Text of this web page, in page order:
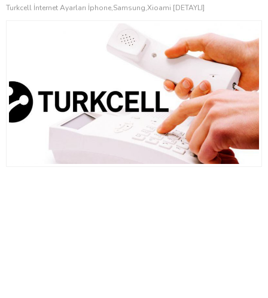
Turkcell İnternet Ayarları İphone,Samsung,Xioami [DETAYLI]